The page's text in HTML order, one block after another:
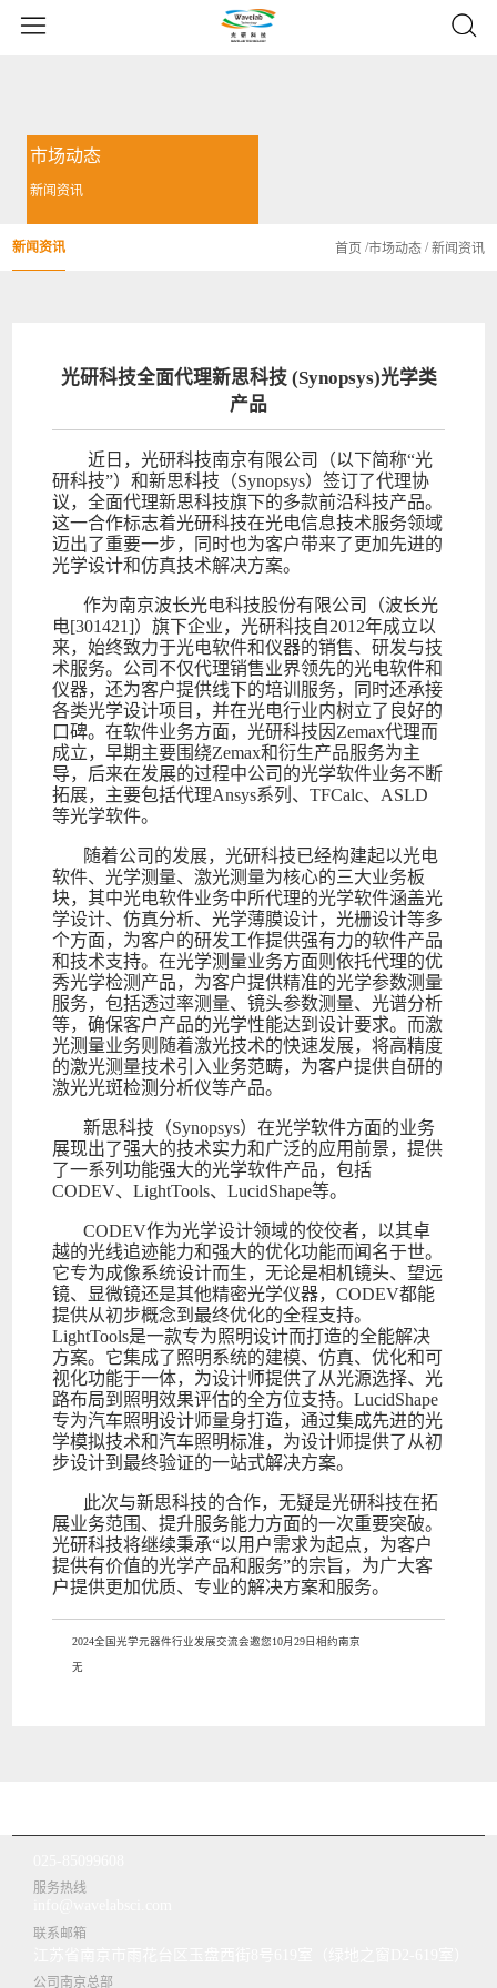
市场动态
新闻资讯
新闻资讯 首页 /市场动态 /新闻资讯
光研科技全面代理新思科技 (Synopsys)光学类
产品
近日，光研科技南京有限公司（以下简称“光
研科技”）和新思科技（Synopsys）签订了代理协
议，全面代理新思科技旗下的多款前沿科技产品。
这一合作标志着光研科技在光电信息技术服务领域
迈出了重要一步，同时也为客户带来了更加先进的
光学设计和仿真技术解决方案。
作为南京波长光电科技股份有限公司（波长光
电[301421]）旗下企业，光研科技自2012年成立以
来，始终致力于光电软件和仪器的销售、研发与技
术服务。公司不仅代理销售业界领先的光电软件和
仪器，还为客户提供线下的培训服务，同时还承接
各类光学设计项目，并在光电行业内树立了良好的
口碑。在软件业务方面，光研科技因Zemax代理而
成立，早期主要围绕Zemax和衍生产品服务为主
导，后来在发展的过程中公司的光学软件业务不断
拓展，主要包括代理Ansys系列、TFCalc、ASLD
等光学软件。
随着公司的发展，光研科技已经构建起以光电
软件、光学测量、激光测量为核心的三大业务板
块，其中光电软件业务中所代理的光学软件涵盖光
学设计、仿真分析、光学薄膜设计，光栅设计等多
个方面，为客户的研发工作提供强有力的软件产品
和技术支持。在光学测量业务方面则依托代理的优
秀光学检测产品，为客户提供精准的光学参数测量
服务，包括透过率测量、镜头参数测量、光谱分析
等，确保客户产品的光学性能达到设计要求。而激
光测量业务则随着激光技术的快速发展，将高精度
的激光测量技术引入业务范畴，为客户提供自研的
激光光斑检测分析仪等产品。
新思科技（Synopsys）在光学软件方面的业务
展现出了强大的技术实力和广泛的应用前景，提供
了一系列功能强大的光学软件产品，包括
CODEV、LightTools、LucidShape等。
CODEV作为光学设计领域的佼佼者，以其卓
越的光线追迹能力和强大的优化功能而闻名于世。
它专为成像系统设计而生，无论是相机镜头、望远
镜、显微镜还是其他精密光学仪器，CODEV都能
提供从初步概念到最终优化的全程支持。
LightTools是一款专为照明设计而打造的全能解决
方案。它集成了照明系统的建模、仿真、优化和可
视化功能于一体，为设计师提供了从光源选择、光
路布局到照明效果评估的全方位支持。LucidShape
专为汽车照明设计师量身打造，通过集成先进的光
学模拟技术和汽车照明标准，为设计师提供了从初
步设计到最终验证的一站式解决方案。
此次与新思科技的合作，无疑是光研科技在拓
展业务范围、提升服务能力方面的一次重要突破。
光研科技将继续秉承“以用户需求为起点，为客户
提供有价值的光学产品和服务”的宗旨，为广大客
户提供更加优质、专业的解决方案和服务。
2024全国光学元器件行业发展交流会邀您10月29日相约南京
无
服务热线
联系邮箱
公司南京总部